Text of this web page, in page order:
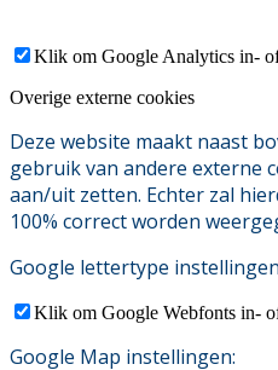
Klik om Google Analytics in-
Overige externe cookies
Deze website maakt naast
gebruik van andere externe
aan/uit zetten. Echter zal
100% correct worden
Google lettertype
Klik om Google Webfonts in-
Google Map instellingen: